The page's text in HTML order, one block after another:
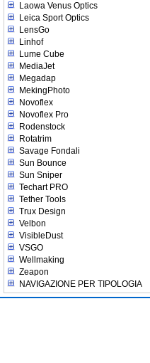
Laowa Venus Optics
Leica Sport Optics
LensGo
Linhof
Lume Cube
MediaJet
Megadap
MekingPhoto
Novoflex
Novoflex Pro
Rodenstock
Rotatrim
Savage Fondali
Sun Bounce
Sun Sniper
Techart PRO
Tether Tools
Trux Design
Velbon
VisibleDust
VSGO
Wellmaking
Zeapon
NAVIGAZIONE PER TIPOLOGIA